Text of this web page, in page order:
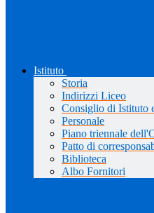
Istituto
Storia
Indirizzi Liceo
Consiglio di Istituto
Personale
Piano triennale
Patto di
Biblioteca
Albo Fornitori